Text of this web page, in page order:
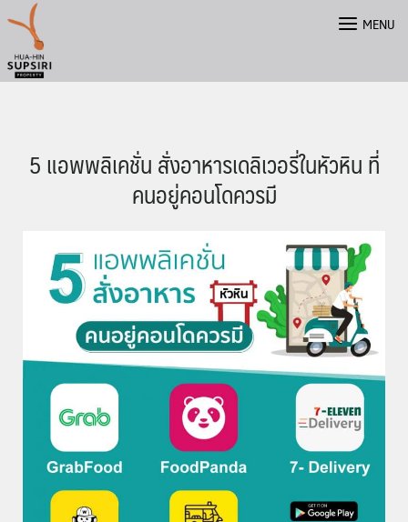
content
简体中文
MENU
5 แอพพลิเคชั่น สั่งอาหารเดลิเวอรี่ในหัวหิน ที่
คนอยู่คอนโดควรมี